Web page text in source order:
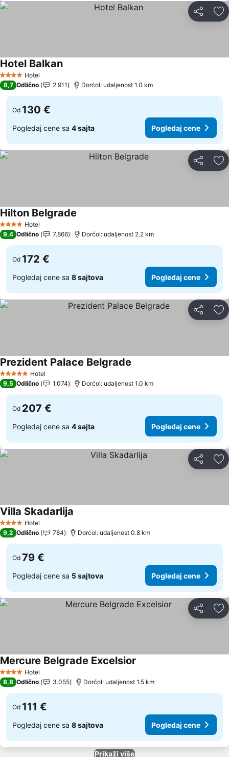
Deli
4 ZvezdiceHotel
Hotel BalkanPogledaj cene
8,7 Odlično 2.911 Dorćol: udaljenost 1.0 km
Od 130 €
Pogledaj cene sa 4 sajta Pogledaj cene
Deli
4 ZvezdiceHotel
Hilton Belgrade
9,4 Odlično 7.866 Dorćol: udaljenost 2.2 km
Od 172 €
Pogledaj cene sa 8 sajtova Pogledaj cene
Deli
5 ZvezdiceHotel
Prezident Palace Belgrade
9,5 Odlično 1.074 Dorćol: udaljenost 1.0 km
Od 207 €
Pogledaj cene sa 4 sajta Pogledaj cene
Deli
4 ZvezdiceHotel
Villa Skadarlija
9,2 Odlično 784 Dorćol: udaljenost 0.8 km
Od 79 €
Pogledaj cene sa 5 sajtova Pogledaj cene
Deli
4 ZvezdiceHotel
Mercure Belgrade Excelsior
8,8 Odlično 3.055 Dorćol: udaljenost 1.5 km
Od 111 €
Pogledaj cene sa 8 sajtova Pogledaj cene
Prikaži više